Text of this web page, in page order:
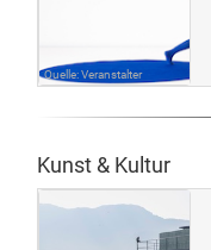
Quelle: Veranstalter
Kunst & Kultur